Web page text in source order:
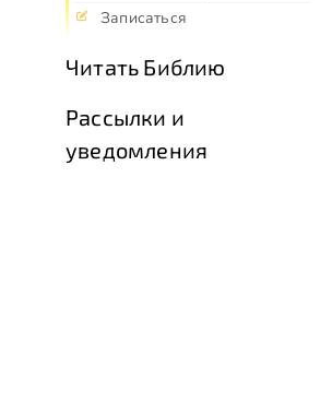
Записаться
Читать Библию
Рассылки и
уведомления